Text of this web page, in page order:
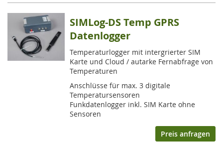
SIMLog-DS Temp GPRS
Datenlogger
Temperaturlogger mit intergrierter SIM
Karte und Cloud / autarke Fernabfrage von
Temperaturen
Anschlüsse für max. 3 digitale
Temperatursensoren
Funkdatenlogger inkl. SIM Karte ohne
Sensoren
Preis anfragen